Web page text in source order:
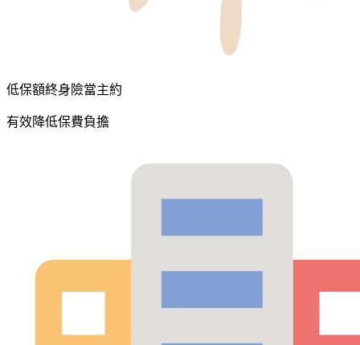
低保額終身險當主約
有效降低保費負擔